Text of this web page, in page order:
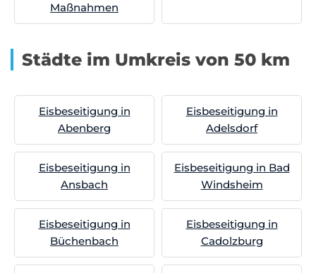
Maßnahmen
Städte im Umkreis von 50 km
Eisbeseitigung in
Abenberg
Eisbeseitigung in
Adelsdorf
Eisbeseitigung in
Ansbach
Eisbeseitigung in Bad
Windsheim
Eisbeseitigung in
Büchenbach
Eisbeseitigung in
Cadolzburg